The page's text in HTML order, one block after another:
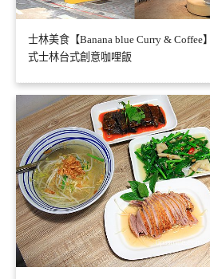
士林美食【Banana blue Curry &
式士林台式創意咖哩飯